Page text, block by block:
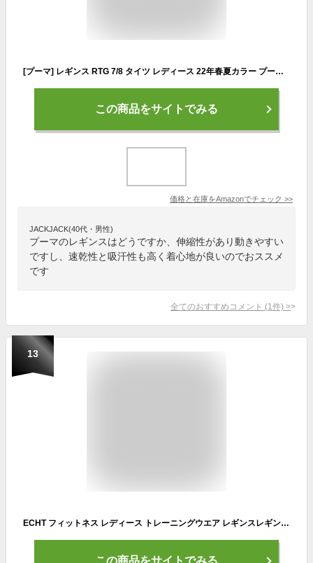
[プーマ] レギンス RTG 7/8 タイツ レディース 22年春夏カラー プーマ ブラック(01) EU M (-)
この商品をサイトでみる
価格と在庫をAmazonでチェック >>
JACKJACK(40代・男性)
プーマのレギンスはどうですか、伸縮性があり動きやすい
ですし、速乾性と吸汗性も高く着心地が良いのでおススメ
です
全てのおすすめコメント (1 件) >
13
ECHT フィットネス レディース トレーニングウエア レギンスレギンス レディース スポーツ レギンス ハイウエスト タイツエッセンシャル グラフィックプリント レギンス ヒップアップボディビル レディース フィジーク 【取寄】【ボトムス単品】
この商品をサイトでみる